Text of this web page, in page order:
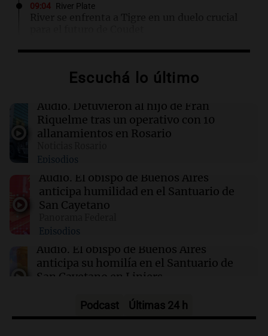
09:04 River Plate
River se enfrenta a Tigre en un duelo crucial
El llanto de los muertos: un misterio que
09:03 Libros
Un hombre de honor: entre el amor y la
09:01 Radioinforme 3
Aerolíneas Argentinas cerró 2025 con
superávit y pagará Ganancias por primera vez
Escuchá lo último
Audio. Detuvieron al hijo de Fran
Riquelme tras un operativo con 10
allanamientos en Rosario
Episodios
Audio. El obispo de Buenos Aires
anticipa humilidad en el Santuario de
San Cayetano
Episodios
Audio. El obispo de Buenos Aires
anticipa su homilía en el Santuario de
San Cayetano en Liniers
Audio.Prisión preventiva para
Podcast Últimas 24 h